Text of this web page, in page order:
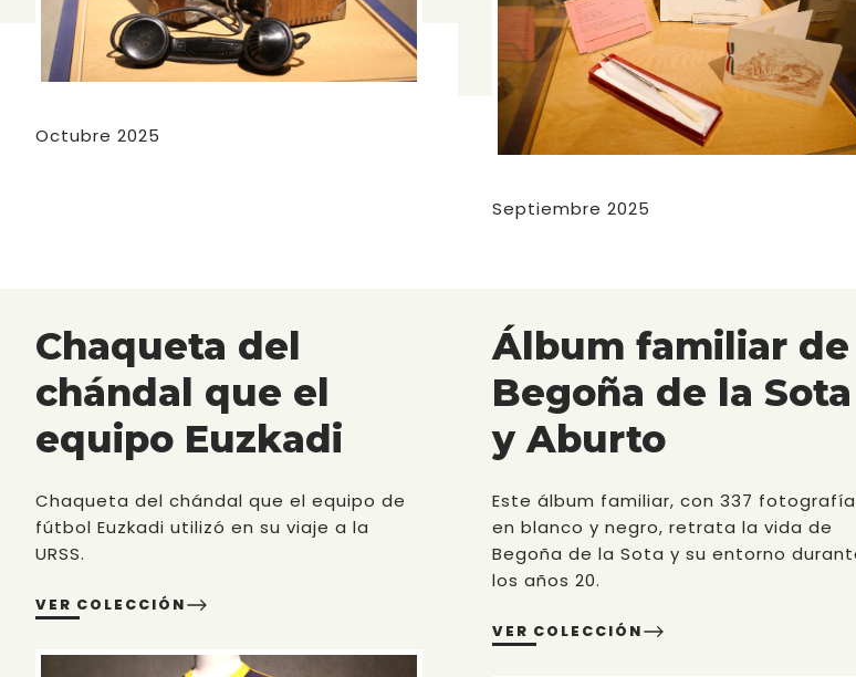
Octubre 2025
Septiembre 2025
Chaqueta del
chándal que el
equipo Euzkadi
Chaqueta del chándal que el equipo de
fútbol Euzkadi utilizó en su viaje a la
URSS.
VER COLECCIÓN
Álbum familiar de
Begoña de la Sota
y Aburto
Este álbum familiar, con 337
en blanco y negro, retrata la vida de
Begoña de la Sota y su entorno
los años 20.
VER COLECCIÓN